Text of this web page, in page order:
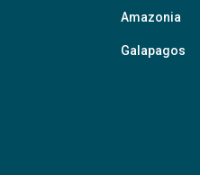
Amazonia
Galapagos